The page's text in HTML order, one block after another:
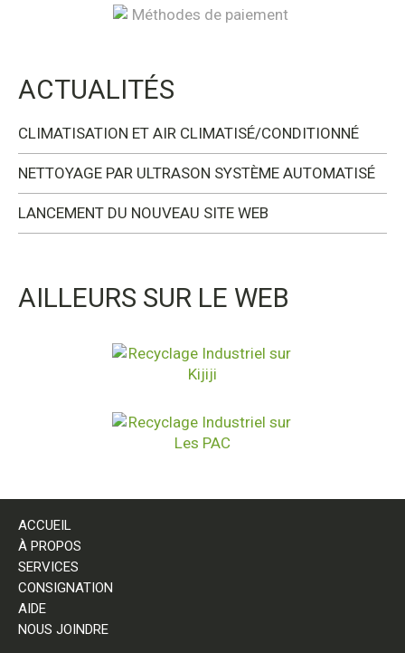
ACTUALITÉS
CLIMATISATION ET AIR CLIMATISÉ/CONDITIONNÉ
NETTOYAGE PAR ULTRASON SYSTÈME AUTOMATISÉ
LANCEMENT DU NOUVEAU SITE WEB
AILLEURS SUR LE WEB
ACCUEIL
À PROPOS
SERVICES
CONSIGNATION
AIDE
NOUS JOINDRE